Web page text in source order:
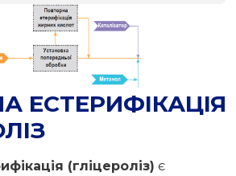
ЕСТЕРИФІКАЦІЯ
(гліцероліз) є